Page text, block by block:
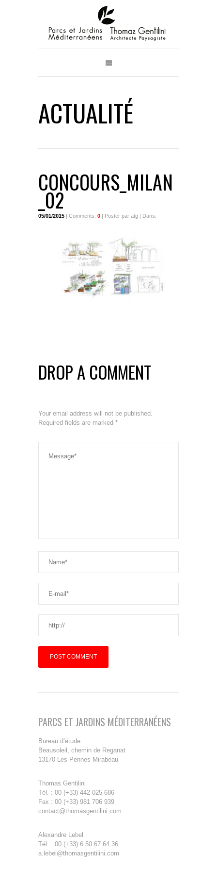
ACTUALITÉ
CONCOURS_MILAN
_02
05/01/2015 | Comments: 0 | Poster par atg | Dans:
DROP A COMMENT
Your email address will not be published.
Required fields are marked *
PARCS ET JARDINS MÉDITERRANÉENS
Bureau d’étude
Beausoleil, chemin de Reganat
13170 Les Pennes Mirabeau
Thomas Gentilini
Tél. : 00 (+33) 442 025 686
Fax : 00 (+33) 981 706 939
contact@thomasgentilini.com
Alexandre Lebel
Tél. : 00 (+33) 6 50 67 64 36
a.lebel@thomasgentilini.com